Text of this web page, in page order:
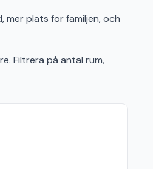
mer plats för familjen, och
Filtrera på antal rum,